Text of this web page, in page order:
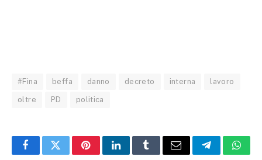
#Fina beffa danno decreto interna lavoro
oltre PD politica
FacebookTwitterPinterestLinkedInTumblrEmail Telegram